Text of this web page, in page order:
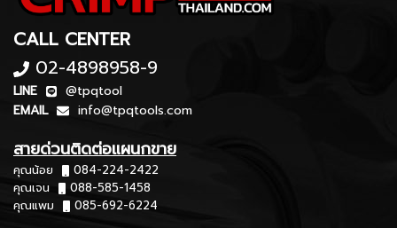
CALL CENTER
02-4898958-9
LINE
@tpqtool
EMAIL
info@tpqtools.com
สายด่วนติดต่อแผนกขาย
คุณน้อย
084-224-2422
คุณเจน
088-585-1458
คุณแพม
085-692-6224